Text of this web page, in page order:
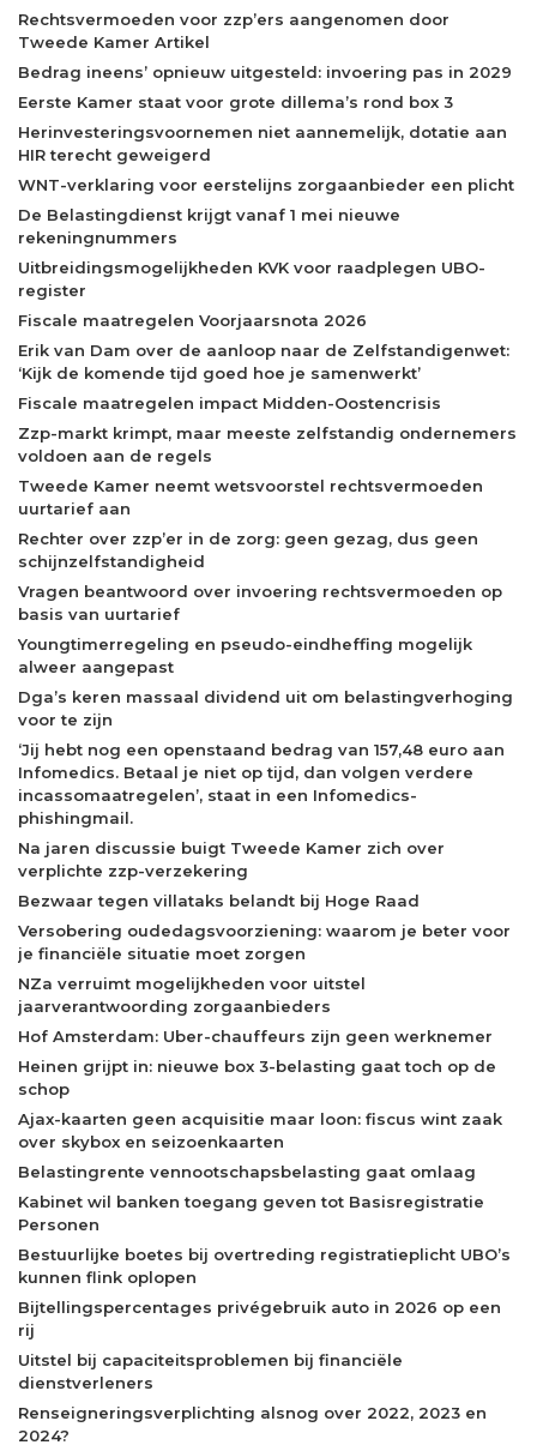
Rechtsvermoeden voor zzp’ers aangenomen door
Tweede Kamer Artikel
Bedrag ineens’ opnieuw uitgesteld: invoering pas in 2029
Eerste Kamer staat voor grote dillema’s rond box 3
Herinvesteringsvoornemen niet aannemelijk, dotatie aan
HIR terecht geweigerd
WNT-verklaring voor eerstelijns zorgaanbieder een plicht
De Belastingdienst krijgt vanaf 1 mei nieuwe
rekeningnummers
Uitbreidingsmogelijkheden KVK voor raadplegen UBO-
register
Fiscale maatregelen Voorjaarsnota 2026
Erik van Dam over de aanloop naar de Zelfstandigenwet:
‘Kijk de komende tijd goed hoe je samenwerkt’
Fiscale maatregelen impact Midden-Oostencrisis
Zzp-markt krimpt, maar meeste zelfstandig ondernemers
voldoen aan de regels
Tweede Kamer neemt wetsvoorstel rechtsvermoeden
uurtarief aan
Rechter over zzp’er in de zorg: geen gezag, dus geen
schijnzelfstandigheid
Vragen beantwoord over invoering rechtsvermoeden op
basis van uurtarief
Youngtimerregeling en pseudo-eindheffing mogelijk
alweer aangepast
Dga’s keren massaal dividend uit om belastingverhoging
voor te zijn
‘Jij hebt nog een openstaand bedrag van 157,48 euro aan
Infomedics. Betaal je niet op tijd, dan volgen verdere
incassomaatregelen’, staat in een Infomedics-
phishingmail.
Na jaren discussie buigt Tweede Kamer zich over
verplichte zzp-verzekering
Bezwaar tegen villataks belandt bij Hoge Raad
Versobering oudedagsvoorziening: waarom je beter voor
je financiële situatie moet zorgen
NZa verruimt mogelijkheden voor uitstel
jaarverantwoording zorgaanbieders
Hof Amsterdam: Uber-chauffeurs zijn geen werknemer
Heinen grijpt in: nieuwe box 3-belasting gaat toch op de
schop
Ajax-kaarten geen acquisitie maar loon: fiscus wint zaak
over skybox en seizoenkaarten
Belastingrente vennootschapsbelasting gaat omlaag
Kabinet wil banken toegang geven tot Basisregistratie
Personen
Bestuurlijke boetes bij overtreding registratieplicht UBO’s
kunnen flink oplopen
Bijtellingspercentages privégebruik auto in 2026 op een
rij
Uitstel bij capaciteitsproblemen bij financiële
dienstverleners
Renseigneringsverplichting alsnog over 2022, 2023 en
2024?